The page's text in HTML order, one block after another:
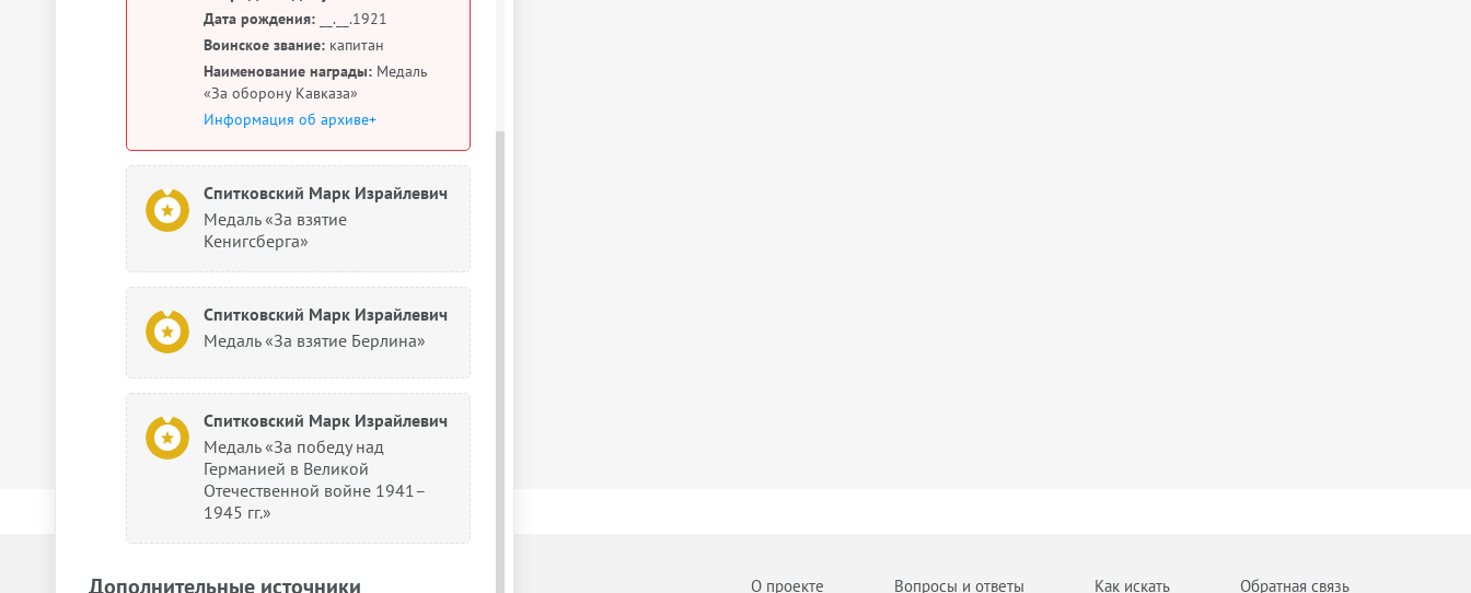
Дата рождения: __.__.1921
Воинское звание: капитан
Наименование награды: Медаль
«За оборону Кавказа»
Информация об архиве+
Спитковский Марк Израйлевич
Медаль «За взятие
Кенигсберга»
Спитковский Марк Израйлевич
Медаль «За взятие Берлина»
Спитковский Марк Израйлевич
Медаль «За победу над
Германией в Великой
Отечественной войне 1941–
1945 гг.»
Дополнительные источники О проекте Вопросы и ответы Как искать Обратная связь